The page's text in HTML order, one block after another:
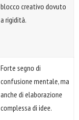
blocco creativo dovuto
a rigidità.
Forte segno di
confusione mentale, ma
anche di elaborazione
complessa di idee.